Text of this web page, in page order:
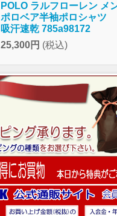
POLO ラルフローレン メ
ポロベア半袖ポロシャツ
吸汗速乾 785a98172
25,300円 (税込)